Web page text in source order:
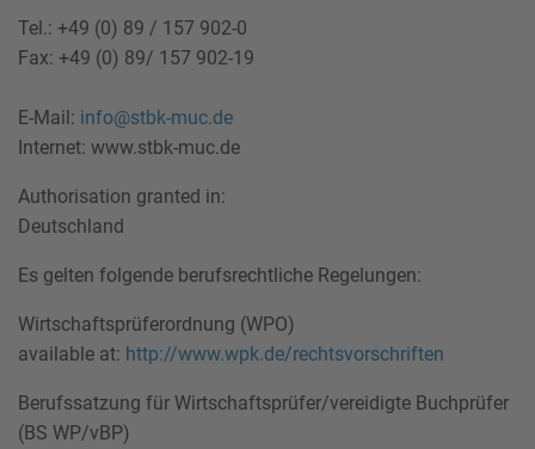
Tel.: +49 (0) 89 / 157 902-0
Fax: +49 (0) 89/ 157 902-19
E-Mail: info@stbk-muc.de
Internet: www.stbk-muc.de
Authorisation granted in:
Deutschland
Es gelten folgende berufsrechtliche Regelungen:
Wirtschaftsprüferordnung (WPO)
available at: http://www.wpk.de/rechtsvorschriften
Berufssatzung für Wirtschaftsprüfer/vereidigte Buchprüfer
(BS WP/vBP)